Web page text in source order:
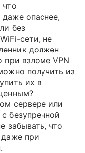
что
опаснее,
без
сети, не
должен
при взломе VPN
получить из
их в
сервере или
безупречной
забывать, что
даже при